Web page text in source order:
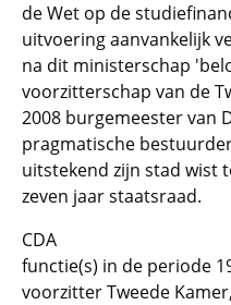
de Wet op de
uitvoering aanvankelijk
na dit ministerschap
voorzitterschap van de
2008 burgemeester van
pragmatische
uitstekend zijn stad wist
zeven jaar staatsraad.
CDA
functie(s) in de periode
voorzitter Tweede